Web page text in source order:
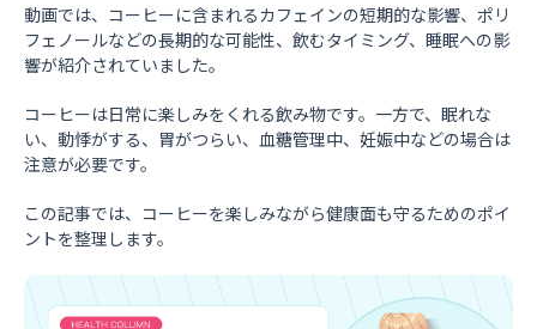
動画では、コーヒーに含まれるカフェインの短期的な影響、ポリ
フェノールなどの長期的な可能性、飲むタイミング、睡眠への影
響が紹介されていました。
コーヒーは日常に楽しみをくれる飲み物です。一方で、眠れな
い、動悸がする、胃がつらい、血糖管理中、妊娠中などの場合は
注意が必要です。
この記事では、コーヒーを楽しみながら健康面も守るためのポイ
ントを整理します。